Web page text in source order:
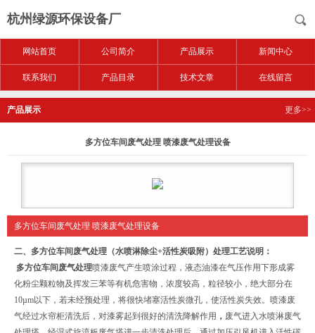
杭州绿源环保设备厂
网站首页 公司简介 产品展示 新闻中心
联系我们 产品目录 技术文章 在线留言
产品展示 更多>>
多方位车间废气处理 喷漆废气处理设备
多方位车间废气处理 喷漆废气处理设备
二、 多方位车间废气处理 （水喷淋除尘+活性炭吸附）处理工艺说明 ：
多方位车间废气处理喷漆废气产生喷涂过程，液态油漆在气压作用下形成雾
化粉尘颗粒物及挥发三苯等有机危害物，浓度较高，粒径较小，绝大部分在
10µm以下，若未经预处理，将很快堵塞活性炭微孔，使活性炭失效。喷漆废
气经过水帘柜清洗后，对漆雾起到很好的清洗降解作用 ， 废气进入水喷淋废气